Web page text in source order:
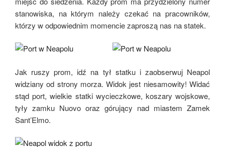
stanowiska, na którym należy czekać na pracowników,
którzy w odpowiednim momencie zaproszą nas na statek.
Jak ruszy prom, idź na tył statku i zaobserwuj Neapol
widziany od strony morza. Widok jest niesamowity! Widać
stąd port, wielkie statki wycieczkowe, koszary wojskowe,
tyły zamku Nuovo oraz górujący nad miastem Zamek
Sant’Elmo.